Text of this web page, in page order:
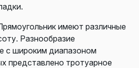
имеют различные
Разнообразие
с широким диапазоном
представлено тротуарное